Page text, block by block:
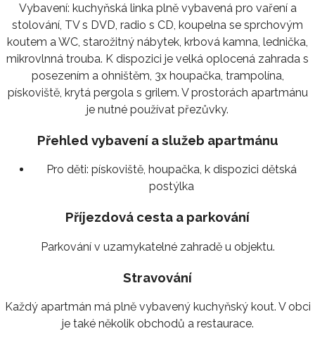
Vybavení: kuchyňská linka plně vybavená pro vaření a
stolování, TV s DVD, radio s CD, koupelna se sprchovým
koutem a WC, starožitný nábytek, krbová kamna, lednička,
mikrovlnná trouba. K dispozici je velká oplocená zahrada s
posezením a ohništěm, 3x houpačka, trampolína,
pískoviště, krytá pergola s grilem. V prostorách apartmánu
je nutné používat přezůvky.
Přehled vybavení a služeb apartmánu
Pro děti: pískoviště, houpačka, k dispozici dětská
postýlka
Příjezdová cesta a parkování
Parkování v uzamykatelné zahradě u objektu.
Stravování
Každý apartmán má plně vybavený kuchyňský kout. V obci
je také několik obchodů a restaurace.